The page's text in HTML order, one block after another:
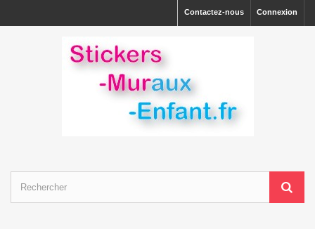
Connexion
Contactez-nous